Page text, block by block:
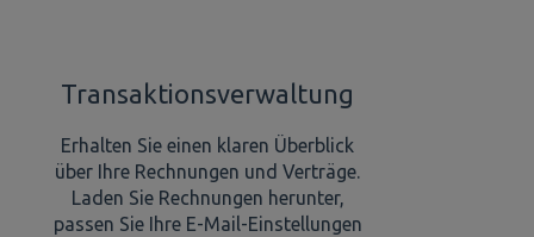
Transaktionsverwaltung
Erhalten Sie einen klaren Überblick
über Ihre Rechnungen und Verträge.
Laden Sie Rechnungen herunter,
passen Sie Ihre E-Mail-Einstellungen